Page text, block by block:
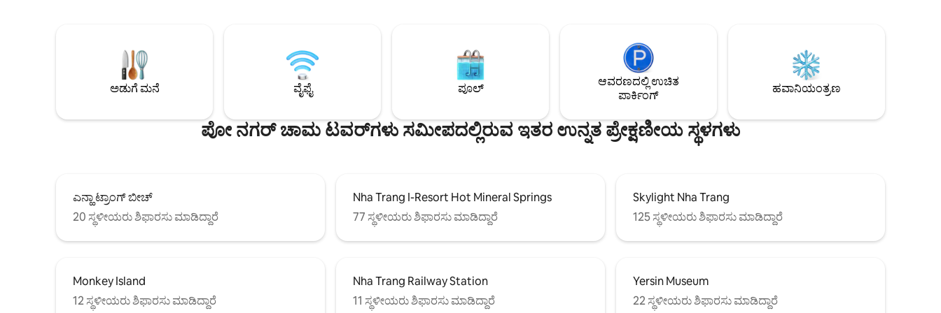
ವಾಷರ್, ವಾಷಿಂಗ್ ಮೆಷಿನ್ - ಸಿಬ್ಬಂದಿ ಚೆಕ್-ಇನ್
ಮತ್ತು ಸ್ವಾಗತ ಪಾನೀಯ , ಚೆಕ್-ಇನ್ ಮಾಡುವಾಗ
ಹಣ್ಣು, 24/7 ಗ್ರಾಹಕ ಬೆಂಬಲ
ರೀತಿಯ ಸೇವೆಗಳನ್ನು ಕಾಳಜಿ ವಹಿಸುತ್ತಿದ್ದರೆ ದಯವಿಟ್ಟು
ನಮಗೆ ತಿಳಿಸಿ.
ಕೇಂದ್ರ ಸ್ಥಳವಲ್ಲ ನೀವು ಕೇಂದ್ರವನ್ನು ಬಯಸಿದರೆ,
ಅಪಾರ್ಟ್‌ಮೆಂಟ್ ಅಲ್ಲ ಮತ್ತು ಬಹುಶಃ ನೀವು
ಇತರರನ್ನು ಪರಿಗಣಿಸಬಹುದು.
🍖 ಹೊರಾಂಗಣ BBQ: ಕುಟುಂಬದೊಂದಿಗೆ ಸೀಫುಡ್
ಡಿನ್ನರ್‌ಗೆ ಸೂಕ್ತವಾದ ಆರಾಮದಾಯಕ ಉದ್ಯಾನ.
ಸ್ಥಳೀಯರಾಗಿ, ನಮ್ಮ ನೆಚ್ಚಿನ ಗುಪ್ತ ಆಹಾರ
ಸಂಪತ್ತುಗಳನ್ನು ನಿಮ್ಮೊಂದಿಗೆ ಹಂಚಿಕೊಳ್ಳಲು ನಮಗೆ
ಅಡುಗೆ ಮನೆ ವೈಫೈ ಪೂಲ್
ಆವರಣದಲ್ಲಿ ಉಚಿತ
ಪಾರ್ಕಿಂಗ್
ಹವಾನಿಯಂತ್ರಣ
ಪೋ ನಗರ್ ಚಾಮ ಟವರ್‌ಗಳು ಸಮೀಪದಲ್ಲಿರುವ ಇತರ ಉನ್ನತ ಪ್ರೇಕ್ಷಣೀಯ ಸ್ಥಳಗಳು
ಎನ್ಹಾ ಟ್ರಾಂಗ್ ಬೀಚ್
20 ಸ್ಥಳೀಯರು ಶಿಫಾರಸು ಮಾಡಿದ್ದಾರೆ
Nha Trang I-Resort Hot Mineral Springs
77 ಸ್ಥಳೀಯರು ಶಿಫಾರಸು ಮಾಡಿದ್ದಾರೆ
Skylight Nha Trang
125 ಸ್ಥಳೀಯರು ಶಿಫಾರಸು ಮಾಡಿದ್ದಾರೆ
Monkey Island
12 ಸ್ಥಳೀಯರು ಶಿಫಾರಸು ಮಾಡಿದ್ದಾರೆ
Nha Trang Railway Station
11 ಸ್ಥಳೀಯರು ಶಿಫಾರಸು ಮಾಡಿದ್ದಾರೆ
Yersin Museum
22 ಸ್ಥಳೀಯರು ಶಿಫಾರಸು ಮಾಡಿದ್ದಾರೆ